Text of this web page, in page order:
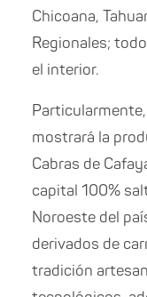
Chicoana,
Regionales;
el interior.
mostrará la
Cabras de
capital 100%
Noroeste del
derivados de
tradición